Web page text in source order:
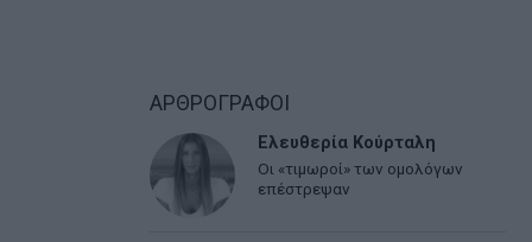
ΑΡΘΡΟΓΡΑΦΟΙ
Ελευθερία Κούρταλη
Οι «τιμωροί» των ομολόγων
επέστρεψαν